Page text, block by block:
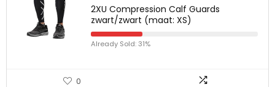
2XU Compression Calf Guards
zwart/zwart (maat: XS)
Already Sold: 31%
0